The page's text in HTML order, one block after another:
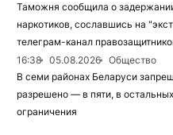
Таможня сообщила о
наркотиков, сославшись на
телеграм-канал
16:38
05.08.2026
Общество
В семи районах Беларуси
разрешено — в пяти, в
ограничения